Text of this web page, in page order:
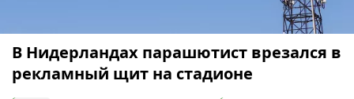
В Нидерландах парашютист врезался в
рекламный щит на стадионе